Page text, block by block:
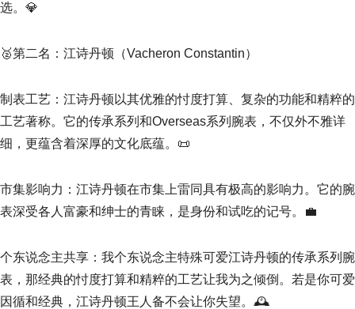
选。💎
🥈第二名：江诗丹顿（Vacheron Constantin）
制表工艺：江诗丹顿以其优雅的忖度打算、复杂的功能和精粹的
工艺著称。它的传承系列和Overseas系列腕表，不仅外不雅详
细，更蕴含着深厚的文化底蕴。📜
市集影响力：江诗丹顿在市集上雷同具有极高的影响力。它的腕
表深受各人富豪和绅士的青睐，是身份和试吃的记号。💼
个东说念主共享：我个东说念主特殊可爱江诗丹顿的传承系列腕
表，那经典的忖度打算和精粹的工艺让我为之倾倒。若是你可爱
因循和经典，江诗丹顿王人备不会让你失望。🕰